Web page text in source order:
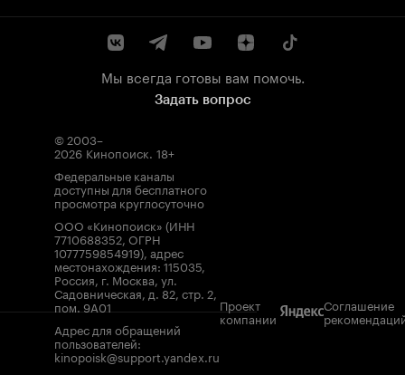
Мы всегда готовы вам помочь.
Задать вопрос
© 2003–
2026 Кинопоиск. 18+
Федеральные каналы
доступны для бесплатного
просмотра круглосуточно
ООО «Кинопоиск» (ИНН
7710688352, ОГРН
1077759854919), адрес
местонахождения: 115035,
Россия, г. Москва, ул.
Садовническая, д. 82, стр. 2,
пом. 9А01
Адрес для обращений
пользователей:
kinopoisk@support.yandex.ru
Проект
компании
Соглашение